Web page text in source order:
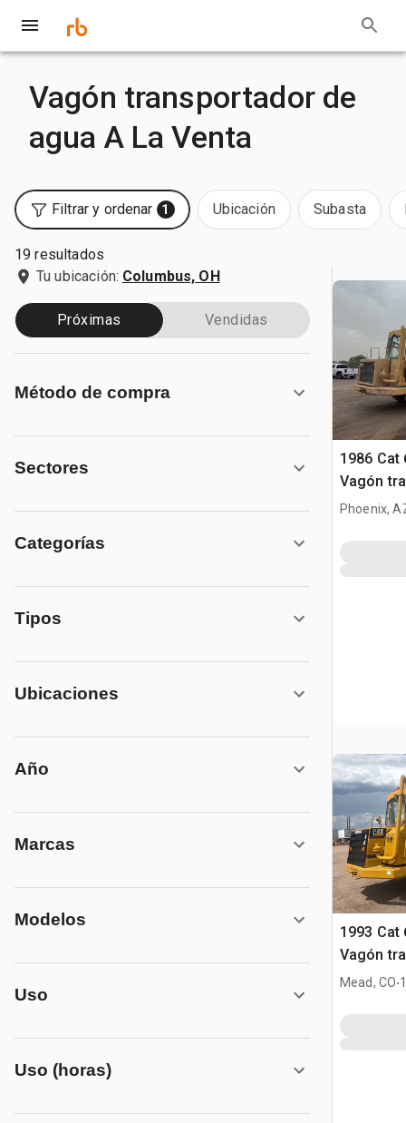
Vagón transportador de
agua A La Venta
Filtrar y ordenar 1 Ubicación Subasta
19 resultados
Tu ubicación: Columbus, OH
Próximas Vendidas
Método de compra
Sectores
Categorías
Tipos
Ubicaciones
Año
Marcas
Modelos
Uso
Uso (horas)
1986 Cat
Vagón
agua
Phoenix,
1993 Cat
Vagón
agua
Mead, CO.